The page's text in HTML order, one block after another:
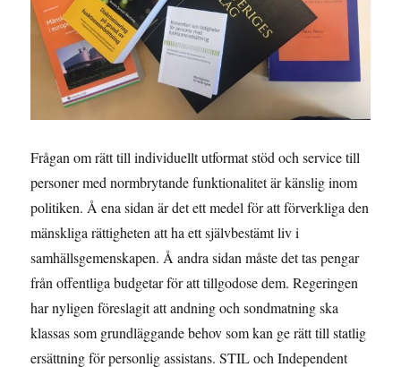
Frågan om rätt till individuellt utformat stöd och service till
personer med normbrytande funktionalitet är känslig inom
politiken. Å ena sidan är det ett medel för att förverkliga den
mänskliga rättigheten att ha ett självbestämt liv i
samhällsgemenskapen. Å andra sidan måste det tas pengar
från offentliga budgetar för att tillgodose dem. Regeringen
har nyligen föreslagit att andning och sondmatning ska
klassas som grundläggande behov som kan ge rätt till statlig
ersättning för personlig assistans. STIL och Independent